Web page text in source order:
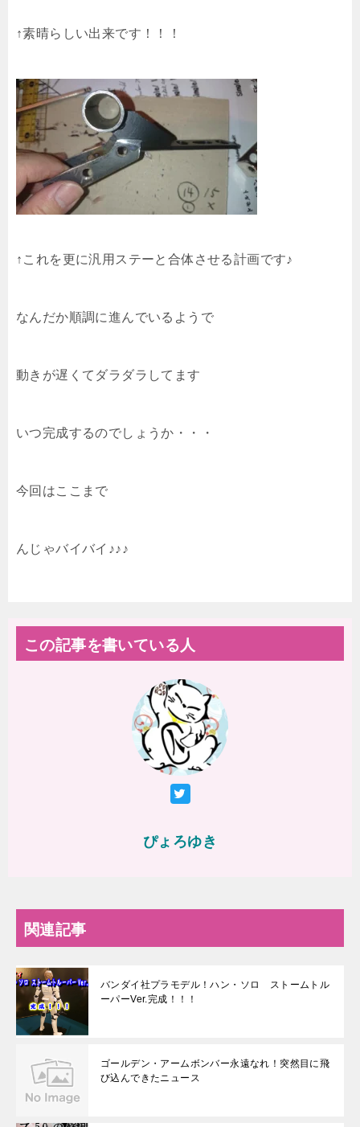
↑素晴らしい出来です！！！
↑これを更に汎用ステーと合体させる計画です♪
なんだか順調に進んでいるようで
動きが遅くてダラダラしてます
いつ完成するのでしょうか・・・
今回はここまで
んじゃバイバイ♪♪♪
この記事を書いている人
ぴょろゆき
関連記事
バンダイ社プラモデル！ハン・ソロ ストームトル
ーパーVer.完成！！！
ゴールデン・アームボンバー永遠なれ！突然目に飛
び込んできたニュース